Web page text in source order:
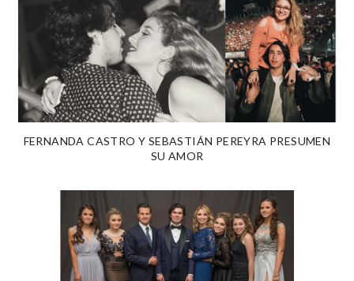
FERNANDA CASTRO Y SEBASTIÁN PEREYRA PRESUMEN
SU AMOR